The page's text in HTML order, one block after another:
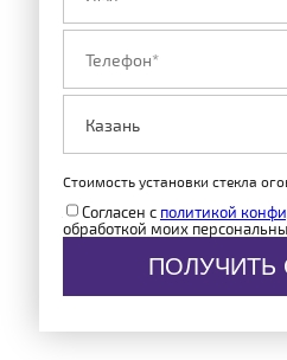
Стоимость установки стекла
Согласен с политикой
обработкой моих
ПОЛУЧИТЬ